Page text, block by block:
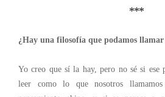
***
¿Hay una filosofía que podamos llamar
Yo creo que sí la hay, pero no sé si ese
leer como lo que nosotros